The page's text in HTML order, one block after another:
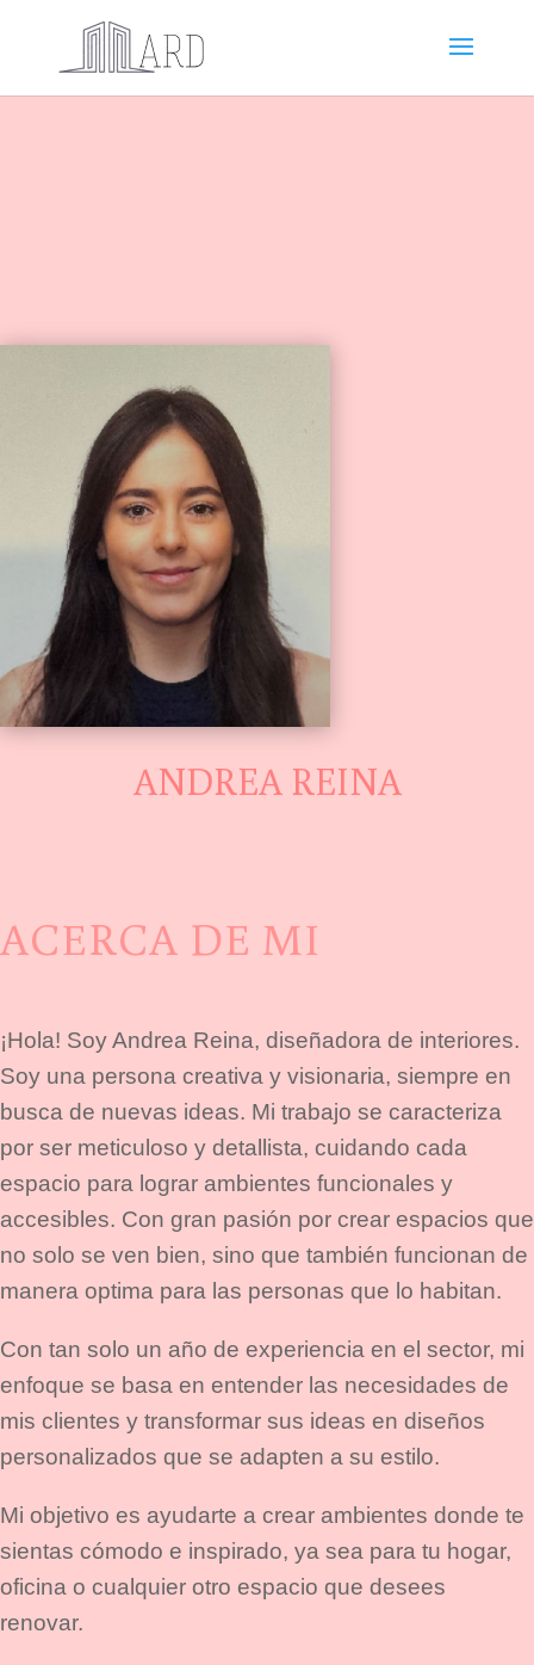
ANDREA REINA
ACERCA DE MI
¡Hola! Soy Andrea Reina, diseñadora de interiores.
Soy una persona creativa y visionaria, siempre en
busca de nuevas ideas. Mi trabajo se caracteriza
por ser meticuloso y detallista, cuidando cada
espacio para lograr ambientes funcionales y
accesibles. Con gran pasión por crear espacios que
no solo se ven bien, sino que también funcionan de
manera optima para las personas que lo habitan.
Con tan solo un año de experiencia en el sector, mi
enfoque se basa en entender las necesidades de
mis clientes y transformar sus ideas en diseños
personalizados que se adapten a su estilo.
Mi objetivo es ayudarte a crear ambientes donde te
sientas cómodo e inspirado, ya sea para tu hogar,
oficina o cualquier otro espacio que desees
renovar.